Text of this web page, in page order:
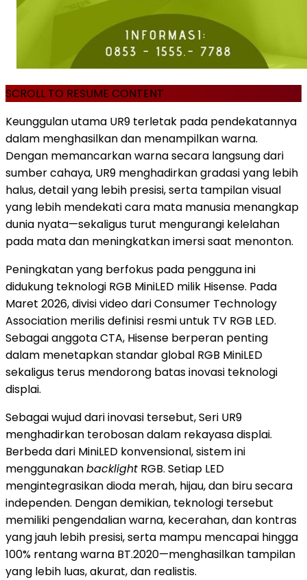
SCROLL TO RESUME CONTENT
Keunggulan utama UR9 terletak pada pendekatannya
dalam menghasilkan dan menampilkan warna.
Dengan memancarkan warna secara langsung dari
sumber cahaya, UR9 menghadirkan gradasi yang lebih
halus, detail yang lebih presisi, serta tampilan visual
yang lebih mendekati cara mata manusia menangkap
dunia nyata—sekaligus turut mengurangi kelelahan
pada mata dan meningkatkan imersi saat menonton.
Peningkatan yang berfokus pada pengguna ini
didukung teknologi RGB MiniLED milik Hisense. Pada
Maret 2026, divisi video dari Consumer Technology
Association merilis definisi resmi untuk TV RGB LED.
Sebagai anggota CTA, Hisense berperan penting
dalam menetapkan standar global RGB MiniLED
sekaligus terus mendorong batas inovasi teknologi
displai.
Sebagai wujud dari inovasi tersebut, Seri UR9
menghadirkan terobosan dalam rekayasa displai.
Berbeda dari MiniLED konvensional, sistem ini
menggunakanbacklight RGB. Setiap LED
mengintegrasikan dioda merah, hijau, dan biru secara
independen. Dengan demikian, teknologi tersebut
memiliki pengendalian warna, kecerahan, dan kontras
yang jauh lebih presisi, serta mampu mencapai hingga
100% rentang warna BT.2020—menghasilkan tampilan
yang lebih luas, akurat, dan realistis.